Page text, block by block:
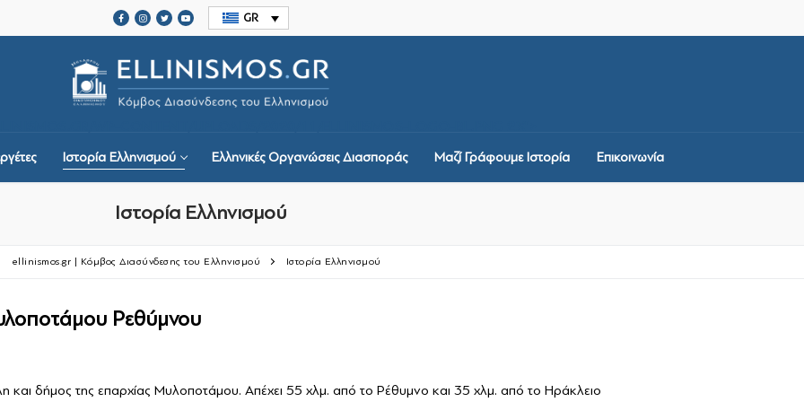
GR
Ιστορία Ελληνισμού Ελληνικές Οργανώσεις Διασποράς Μαζί Γράφουμε Ιστορία Επικοινωνία
Ιστορία Ελληνισμού
ellinismos.gr | Κόμβος Διασύνδεσης του Ελληνισμού Ιστορία Ελληνισμού
Ρεθύμνου
δήμος της επαρχίας Μυλοποτάμου. Απέχει 55 χλμ. από το Ρέθυμνο και 35 χλμ. από το Ηράκλειο